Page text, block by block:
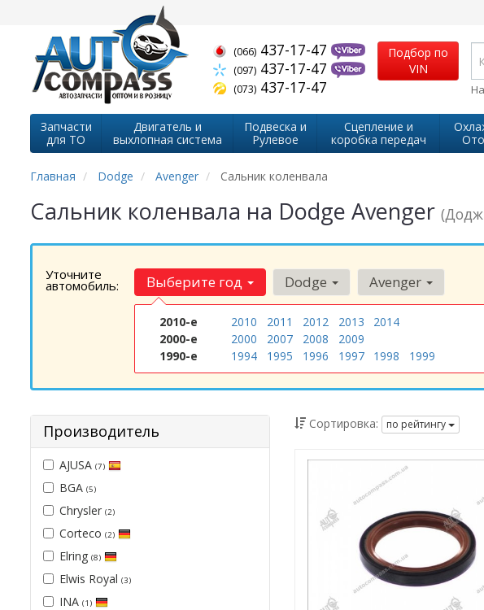
(066) 437-17-47
(097) 437-17-47
(073) 437-17-47
Подбор по
VIN
Запчасти
для ТО
Двигатель и
выхлопная система
Подвеска и
Рулевое
Сцепление и
коробка передач
Главная Dodge Avenger Сальник коленвала
Сальник коленвала на Dodge Avenger
Уточните
автомобиль: Выберите год
2010-е 2010 2011 2012 2013
2014
2000-е
2000 2007 2008
2009
1990-е
1994 1995 1996 1997 1998 1999
Dodge Avenger
Производитель
AJUSA (7)
BGA (5)
Chrysler (2)
Corteco (2)
Elring (8)
Elwis Royal (3)
INA (1)
Сортировка: по рейтингу